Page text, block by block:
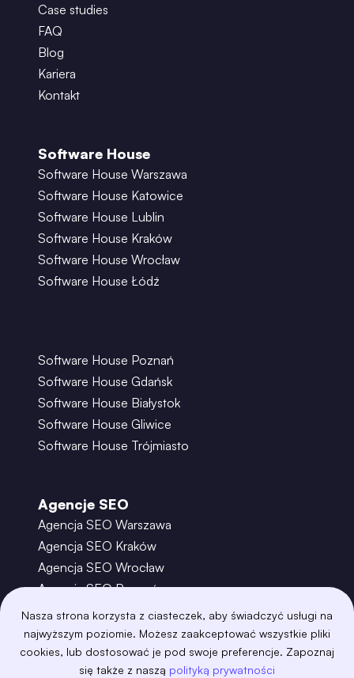
Nasza strona korzysta z ciasteczek, aby świadczyć usługi na
najwyższym poziomie. Możesz zaakceptować wszystkie pliki
cookies, lub dostosować je pod swoje preferencje. Zapoznaj
się także z naszą polityką prywatności
Case studies
FAQ
Blog
Kariera
Kontakt
Software House
Software House Warszawa
Software House Katowice
Software House Lublin
Software House Kraków
Software House Wrocław
Software House Łódź
Software House Poznań
Software House Gdańsk
Software House Białystok
Software House Gliwice
Software House Trójmiasto
Agencje SEO
Agencja SEO Warszawa
Agencja SEO Kraków
Agencja SEO Wrocław
Agencja SEO Poznań
Agencja SEO Gdańsk
Agencja SEO Toruń